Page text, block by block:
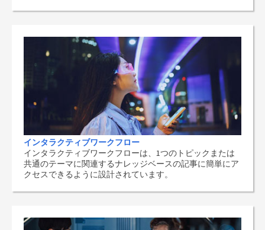
インタラクティブワークフロー
インタラクティブワークフローは、1つのトピックまたは
共通のテーマに関連するナレッジベースの記事に簡単にア
クセスできるように設計されています。